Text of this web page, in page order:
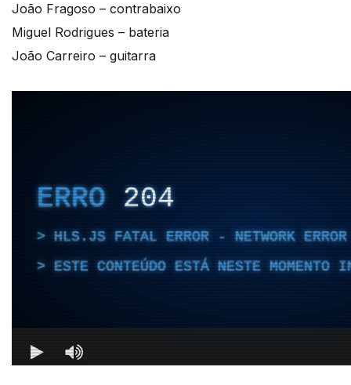
João Fragoso – contrabaixo
Miguel Rodrigues – bateria
João Carreiro – guitarra